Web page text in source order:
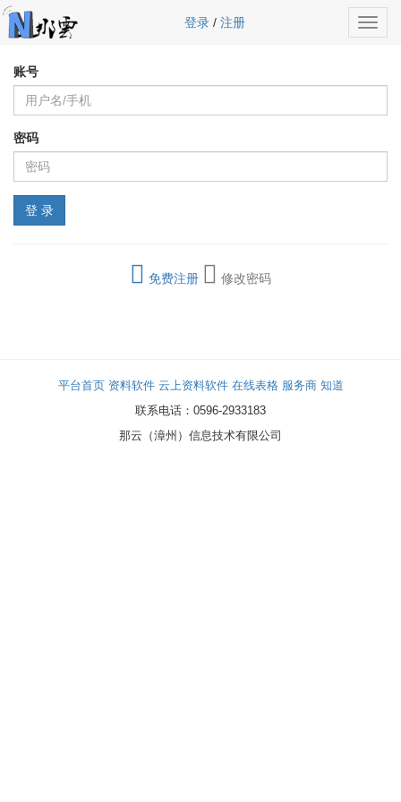
登录/ 注册
账号
密码
免费注册 修改密码
平台首页 资料软件 云上资料软件 在线表格 服务商 知道
联系电话：0596-2933183
那云（漳州）信息技术有限公司